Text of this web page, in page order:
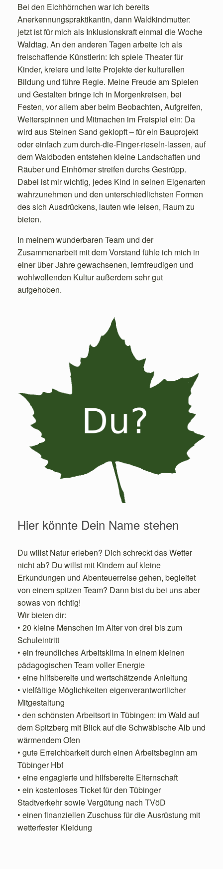
Bei den Eichhörnchen war ich bereits
Anerkennungspraktikantin, dann Waldkindmutter:
jetzt ist für mich als Inklusionskraft einmal die Woche
Waldtag. An den anderen Tagen arbeite ich als
freischaffende Künstlerin: Ich spiele Theater für
Kinder, kreiere und leite Projekte der kulturellen
Bildung und führe Regie. Meine Freude am Spielen
und Gestalten bringe ich in Morgenkreisen, bei
Festen, vor allem aber beim Beobachten, Aufgreifen,
Weiterspinnen und Mitmachen im Freispiel ein: Da
wird aus Steinen Sand geklopft – für ein Bauprojekt
oder einfach zum durch-die-Finger-rieseln-lassen, auf
dem Waldboden entstehen kleine Landschaften und
Räuber und Einhörner streifen durchs Gestrüpp.
Dabei ist mir wichtig, jedes Kind in seinen Eigenarten
wahrzunehmen und den unterschiedlichsten Formen
des sich Ausdrückens, lauten wie leisen, Raum zu
bieten.
In meinem wunderbaren Team und der
Zusammenarbeit mit dem Vorstand fühle ich mich in
einer über Jahre gewachsenen, lernfreudigen und
wohlwollenden Kultur außerdem sehr gut
aufgehoben.
Hier könnte Dein Name stehen
Du willst Natur erleben? Dich schreckt das Wetter
nicht ab? Du willst mit Kindern auf kleine
Erkundungen und Abenteuerreise gehen, begleitet
von einem spitzen Team? Dann bist du bei uns aber
sowas von richtig!
Wir bieten dir:
• 20 kleine Menschen im Alter von drei bis zum
Schuleintritt
• ein freundliches Arbeitsklima in einem kleinen
pädagogischen Team voller Energie
• eine hilfsbereite und wertschätzende Anleitung
• vielfältige Möglichkeiten eigenverantwortlicher
Mitgestaltung
• den schönsten Arbeitsort in Tübingen: im Wald auf
dem Spitzberg mit Blick auf die Schwäbische Alb und
wärmendem Ofen
• gute Erreichbarkeit durch einen Arbeitsbeginn am
Tübinger Hbf
• eine engagierte und hilfsbereite Elternschaft
• ein kostenloses Ticket für den Tübinger
Stadtverkehr sowie Vergütung nach TVöD
• einen finanziellen Zuschuss für die Ausrüstung mit
wetterfester Kleidung